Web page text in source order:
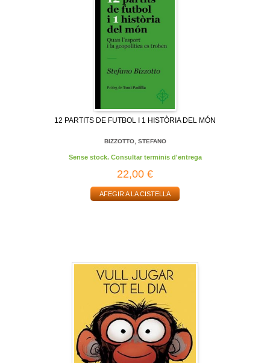
12 PARTITS DE FUTBOL I 1 HISTÒRIA DEL MÓN
BIZZOTTO, STEFANO
Sense stock. Consultar terminis d'entrega
22,00 €
AFEGIR A LA CISTELLA